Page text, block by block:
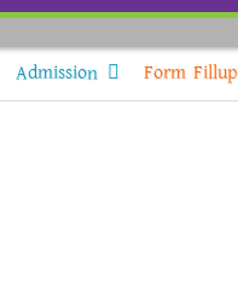
Admission Form Fillup